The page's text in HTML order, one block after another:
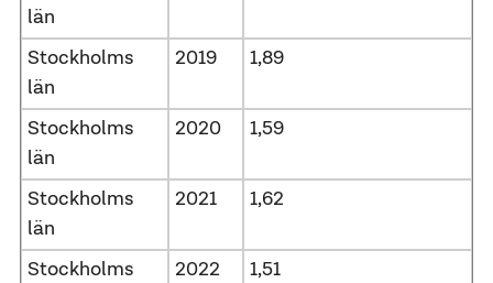
län
Stockholms
län
2019 1,89
Stockholms
län
2020 1,59
Stockholms
län
2021 1,62
Stockholms
2022 1,51